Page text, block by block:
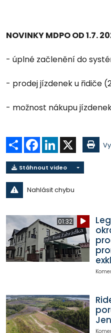
NOVINKY MDPO OD 1.7.
- úplné začlenění do
- prodej jízdenek u řidiče
- možnost nákupu
Sdílet Facebook
LinkedIn
Stáhnout video
Nahlásit chybu
01:32